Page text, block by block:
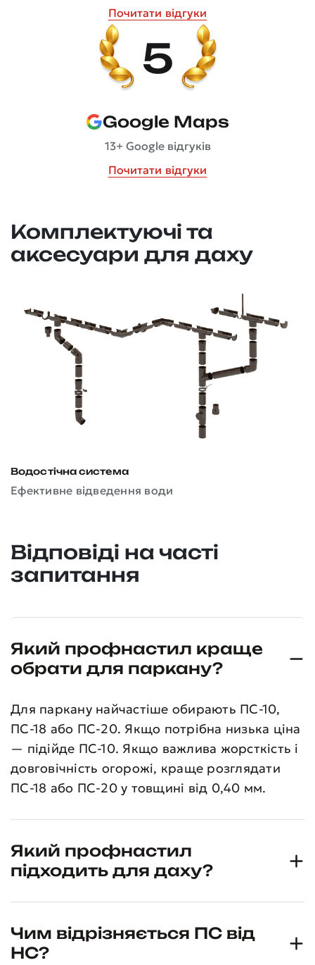
Почитати відгуки
5
Google Maps
13+ Google відгуків
Почитати відгуки
Комплектуючі та
аксесуари для даху
Водостічна система
Ефективне відведення води
Відповіді на часті
запитання
Який профнастил краще
обрати для паркану?
Для паркану найчастіше обирають ПС-10,
ПС-18 або ПС-20. Якщо потрібна низька ціна
— підійде ПС-10. Якщо важлива жорсткість і
довговічність огорожі, краще розглядати
ПС-18 або ПС-20 у товщині від 0,40 мм.
Який профнастил
підходить для даху?
Чим відрізняється ПС від
НС?